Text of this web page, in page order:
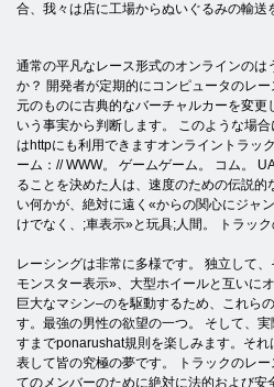
合、我々は店に工場からぬいぐるみの輸送
通常の平凡なレース形式のオンラインのは
か？ 開発者が定期的にコンピュータのレー
元のものに古典的なバーチャルカーを変更
いう事実から判断します。 このような場
はhttpにも利用できますオンライントラッ
ーム：// WWW。 ゲームゲーム。 コム。
ることを決めた人は、速度のための伝説的
い何かが、絶対に遠く«からの関心にジャ
けでなく、;車表示»と玩具;人間。 トラッ
レーシングは非常に多様です。 独立して
モンスター表示»、大型ホイールと互いに
巨大なマシン–のを駆動するため、これら
す。最強の男性の欲望の一つ。 そして、
すまでponarushat規則を楽しみます。そ
表して皆の究極の夢です。 トラックのレ
てのメンバーのために絶対に法的および安